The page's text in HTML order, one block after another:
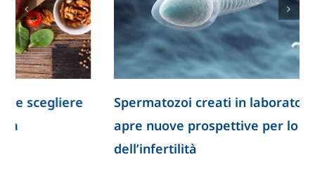
Spermatozoi creati in laboratorio: la ricerca
apre nuove prospettive per lo studio